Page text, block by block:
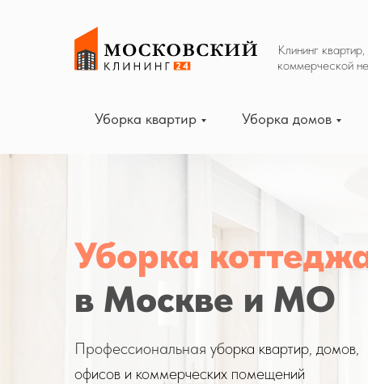
Клининг
коммерческой
Уборка квартир Уборка домов
Клининг квартир, домов и офисов
Уборка
в Москве и МО
Профессиональная уборка квартир, домов,
офисов и коммерческих помещений